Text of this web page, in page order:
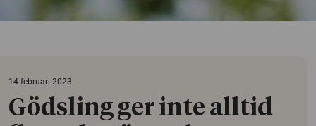
14 februari 2023
Gödsling ger inte alltid